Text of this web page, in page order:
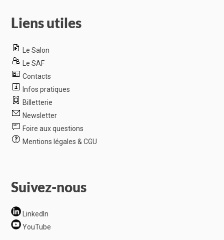
Liens utiles
Le Salon
Le SAF
Contacts
Infos pratiques
Billetterie
Newsletter
Foire aux questions
Mentions légales & CGU
Suivez-nous
LinkedIn
YouTube